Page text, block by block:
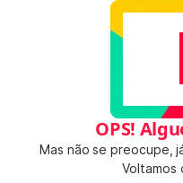
OPS!
Mas não se preocupe,
Voltamos